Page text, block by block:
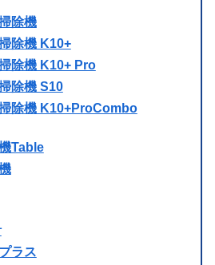
除機
除機 K10+
除機 K10+ Pro
除機 S10
除機 K10+ProCombo
Table
ラス